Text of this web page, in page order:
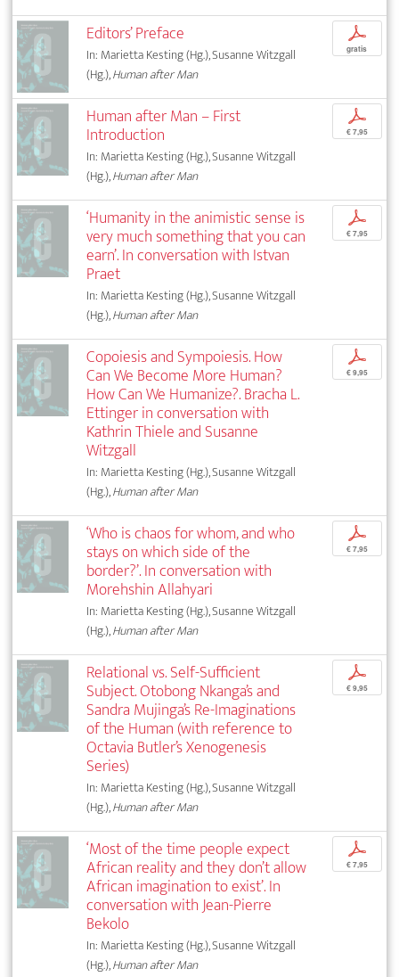
Editors’ Preface
In: Marietta Kesting (Hg.), Susanne Witzgall
(Hg.),Human after Man
p
gratis
Human after Man – First
Introduction
In: Marietta Kesting (Hg.), Susanne Witzgall
(Hg.),Human after Man
p
€ 7,95
‘Humanity in the animistic sense is
very much something that you can
earn’. In conversation with Istvan
Praet
In: Marietta Kesting (Hg.), Susanne Witzgall
(Hg.),Human after Man
p
€ 7,95
Copoiesis and Sympoiesis. How
Can We Become More Human?
How Can We Humanize?. Bracha L.
Ettinger in conversation with
Kathrin Thiele and Susanne
Witzgall
In: Marietta Kesting (Hg.), Susanne Witzgall
(Hg.),Human after Man
p
€ 9,95
‘Who is chaos for whom, and who
stays on which side of the
border?’. In conversation with
Morehshin Allahyari
In: Marietta Kesting (Hg.), Susanne Witzgall
(Hg.),Human after Man
p
€ 7,95
Relational vs. Self-Sufficient
Subject. Otobong Nkanga’s and
Sandra Mujinga’s Re-Imaginations
of the Human (with reference to
Octavia Butler’s Xenogenesis
Series)
In: Marietta Kesting (Hg.), Susanne Witzgall
(Hg.),Human after Man
p
€ 9,95
‘Most of the time people expect
African reality and they don’t allow
African imagination to exist’. In
conversation with Jean-Pierre
Bekolo
In: Marietta Kesting (Hg.), Susanne Witzgall
(Hg.),Human after Man
p
€ 7,95